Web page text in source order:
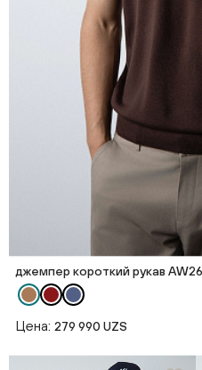
джемпер короткий рукав
Цена: 279 990 UZS